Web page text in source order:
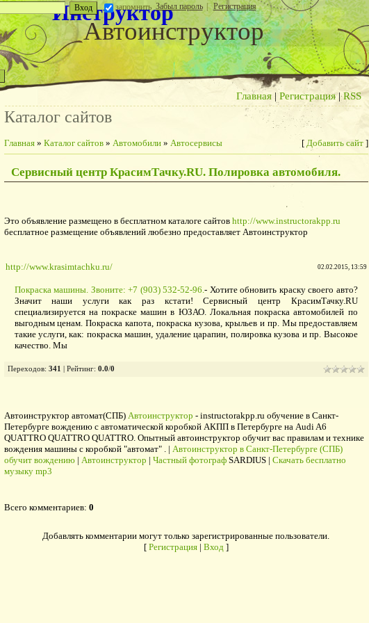
запомнить Забыл пароль | Регистрация
Автоинструктор
Инструктор
Главная| Регистрация|RSS
Каталог сайтов
Главная» Каталог сайтов» Автомобили» Автосервисы [ Добавить сайт]
Сервисный центр КрасимТачку.RU. Полировка автомобиля.
Это объявление размещено в бесплатном каталоге сайтов http://www.instructorakpp.ru
бесплатное размещение объявлений любезно предоставляет Автоинструктор
http://www.krasimtachku.ru/ 02.02.2015, 13:59
Покраска машины. Звоните: +7 (903) 532-52-96.- Хотите обновить краску своего авто?
Значит наши услуги как раз кстати! Сервисный центр КрасимТачку.RU
специализируется на покраске машин в ЮЗАО. Локальная покраска автомобилей по
выгодным ценам. Покраска капота, покраска кузова, крыльев и пр. Мы предоставляем
такие услуги, как: покраска машин, удаление царапин, полировка кузова и пр. Высокое
качество. Мы
Переходов: 341 Рейтинг: 0.0/0
Автоинструктор автомат(СПБ) Автоинструктор - instructorakpp.ru обучение в Санкт-
Петербурге вождению с автоматической коробкой АКПП в Петербурге на Audi A6
QUATTRO QUATTRO QUATTRO. Опытный автоинструктор обучит вас правилам и технике
вождения машины с коробкой "автомат" . | Автоинструктор в Санкт-Петербурге (СПБ)
обучит вождению| Автоинструктор | Частный фотографSARDIUS | Скачать бесплатно
музыку mp3
Всего комментариев: 0
Добавлять комментарии могут только зарегистрированные пользователи.
[ Регистрация| Вход]